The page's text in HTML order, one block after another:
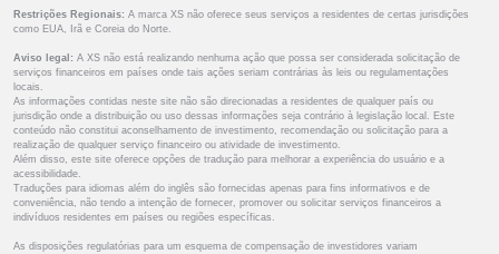
Restrições Regionais: A marca XS não oferece seus serviços a residentes de certas jurisdições
como EUA, Irã e Coreia do Norte.
Aviso legal: A XS não está realizando nenhuma ação que possa ser considerada solicitação de
serviços financeiros em países onde tais ações seriam contrárias às leis ou regulamentações
locais.
As informações contidas neste site não são direcionadas a residentes de qualquer país ou
jurisdição onde a distribuição ou uso dessas informações seja contrário à legislação local. Este
conteúdo não constitui aconselhamento de investimento, recomendação ou solicitação para a
realização de qualquer serviço financeiro ou atividade de investimento.
Além disso, este site oferece opções de tradução para melhorar a experiência do usuário e a
acessibilidade.
Traduções para idiomas além do inglês são fornecidas apenas para fins informativos e de
conveniência, não tendo a intenção de fornecer, promover ou solicitar serviços financeiros a
indivíduos residentes em países ou regiões específicas.
As disposições regulatórias para um esquema de compensação de investidores variam